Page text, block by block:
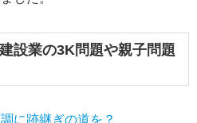
設業の3K問題や親子問題
に跡継ぎの道を？